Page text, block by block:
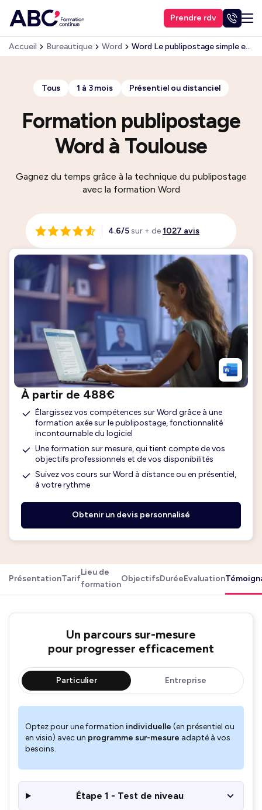
Prendre rdv
Accueil Bureautique Word Word Le publipostage simple et élaboré
Formation publipostage
Word à Toulouse
Tous 1 à 3 mois Présentiel ou distanciel
Gagnez du temps grâce à la technique du publipostage
avec la formation Word
4.6/5sur + de1027 avis
À partir de 488€
Élargissez vos compétences sur Word grâce à une
formation axée sur le publipostage, fonctionnalité
incontournable du logiciel
Une formation sur mesure, qui tient compte de vos
objectifs professionnels et de vos disponibilités
Suivez vos cours sur Word à distance ou en présentiel,
à votre rythme
Obtenir un devis personnalisé
PrésentationTarif
Lieu de
formation
ObjectifsDuréeEvaluation
Un parcours sur-mesure
pour progresser efficacement
Particulier Entreprise
Optez pour une formation individuelle (en présentiel ou
en visio) avec un programme sur-mesure adapté à vos
besoins.
Étape 1 - Test de niveau